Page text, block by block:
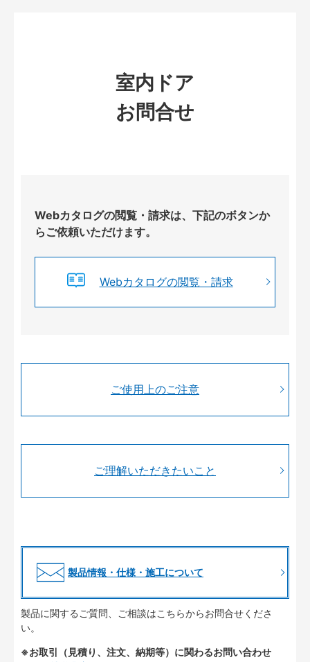
室内ドア
お問合せ
Webカタログの閲覧・請求は、下記のボタンか
らご依頼いただけます。
Webカタログの閲覧・請求
ご使用上のご注意
ご理解いただきたいこと
製品情報・仕様・施工について
製品に関するご質問、ご相談はこちらからお問合せくださ
い。
※お取引（見積り、注文、納期等）に関わるお問い合わせ